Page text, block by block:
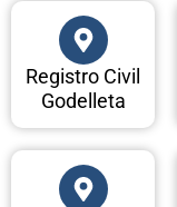
Registro Civil
Godelleta